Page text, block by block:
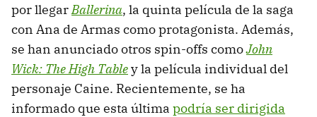
por llegarBallerina, la quinta película de la saga
con Ana de Armas como protagonista. Además,
se han anunciado otros spin-offs comoJohn
Wick: The High Tabley la película individual del
personaje Caine. Recientemente, se ha
informado que esta última podría ser dirigida